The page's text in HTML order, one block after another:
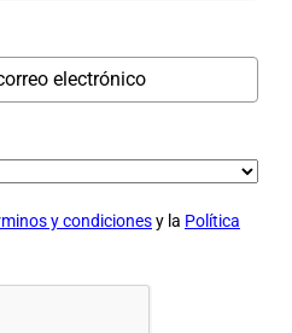
y condicionesy la Política